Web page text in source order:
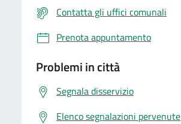
Contatta gli uffici comunali
Prenota appuntamento
Problemi in città
Segnala disservizio
Elenco segnalazioni pervenute